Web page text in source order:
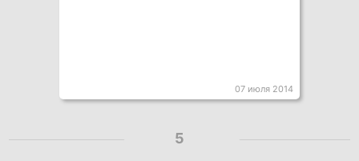
07 июля 2014
5